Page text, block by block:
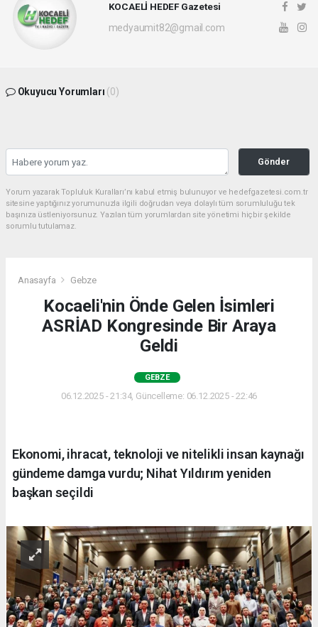
KOCAELİ HEDEF Gazetesi
medyaumit82@gmail.com
Okuyucu Yorumları (0)
Gönder
Yorum yazarak Topluluk Kuralları’nı kabul etmiş bulunuyor ve hedefgazetesi.com.tr
sitesine yaptığınız yorumunuzla ilgili doğrudan veya dolaylı tüm sorumluluğu tek
başınıza üstleniyorsunuz. Yazılan tüm yorumlardan site yönetimi hiçbir şekilde
sorumlu tutulamaz.
Anasayfa Gebze
Kocaeli'nin Önde Gelen İsimleri
ASRİAD Kongresinde Bir Araya
Geldi
GEBZE
06.12.2025 - 21:34, Güncelleme: 06.12.2025 - 22:46
Ekonomi, ihracat, teknoloji ve nitelikli insan kaynağı
gündeme damga vurdu; Nihat Yıldırım yeniden
başkan seçildi